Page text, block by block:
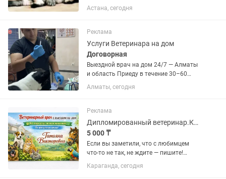
грамотную консультацию.
Ветеринарный Врач с высшим
14лет.Вызов на дом цена договорная.
Астана, сегодня
Реклама
Услуги Ветеринара на дом
Договорная
Выездной врач на дом 24/7 — Алматы
и область Приеду в течение 30–60
минут Лечение и профилактика,
инфекционных и не инфекционных
Алматы, сегодня
Реклама
Дипломированный ветеринар.Консультация 24/7
5 000 ₸
Если вы заметили, что с любимцем
что-то не так, не ждите — пишите!
Ветеринарный врач с выездом на дом
🐾 Лечение и помощь животным: •
Караганда, сегодня